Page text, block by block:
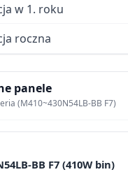
w 1. roku
roczna
panele
(M410~430N54LB-BB F7)
BB F7 (410W bin)